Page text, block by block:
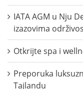
IATA AGM u Nju
izazovima
Otkrijte spa i
Preporuka
Tajlandu